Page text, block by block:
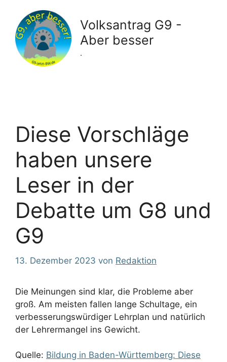
Inhalt
springen
Volksantrag G9 -
Aber besser
.
Diese Vorschläge
haben unsere
Leser in der
Debatte um G8 und
G9
13. Dezember 2023 von Redaktion
Die Meinungen sind klar, die Probleme aber
groß. Am meisten fallen lange Schultage, ein
verbesserungswürdiger Lehrplan und natürlich
der Lehrermangel ins Gewicht.
Quelle: Bildung in Baden-Württemberg: Diese